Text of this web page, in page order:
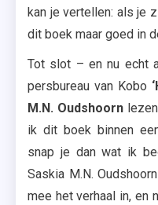
kan je vertellen: als je
dit boek maar goed in
Tot slot – en nu echt
persbureau van Kobo
M.N. Oudshoornlezen
ik dit boek binnen
snap je dan wat ik
Saskia M.N.
mee het verhaal in, en